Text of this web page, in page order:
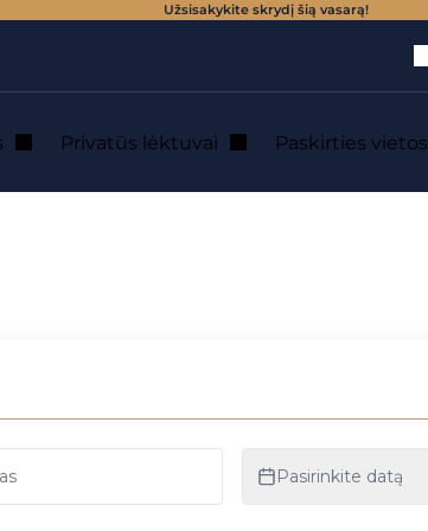
Užsisakykite skrydį šią vasarą!
Privatūs lėktuvai Paskirties vietos